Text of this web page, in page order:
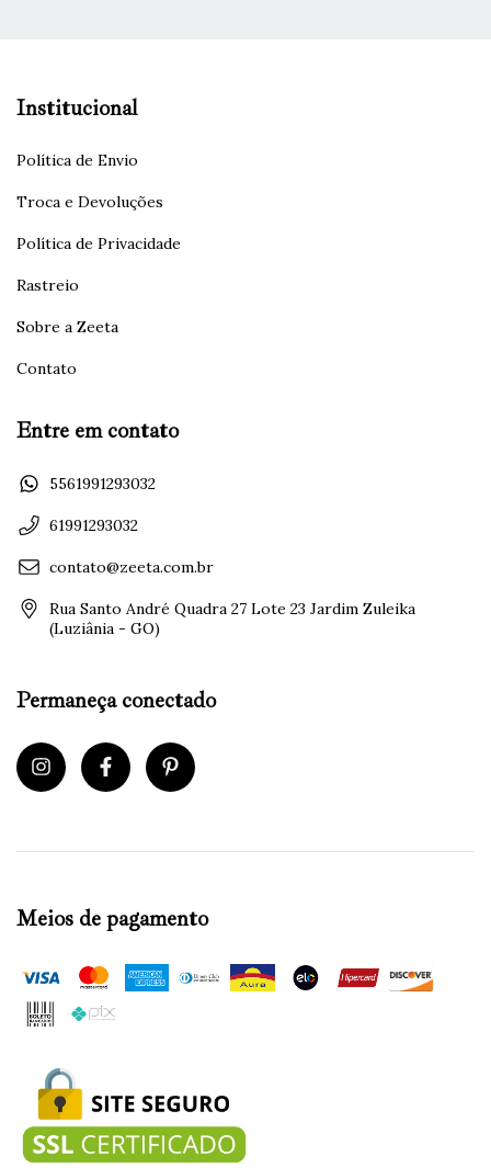
Institucional
Política de Envio
Troca e Devoluções
Política de Privacidade
Rastreio
Sobre a Zeeta
Contato
Entre em contato
5561991293032
61991293032
contato@zeeta.com.br
Rua Santo André Quadra 27 Lote 23 Jardim Zuleika
(Luziânia - GO)
Permaneça conectado
Meios de pagamento